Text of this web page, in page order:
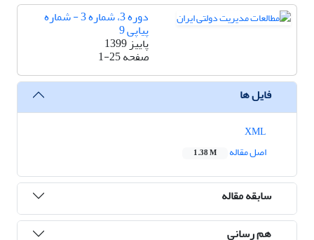
دوره 3، شماره 3 - شماره
پیاپی 9
پاییز 1399
صفحه1-25
فایل ها
اصل مقاله
1.38 M
سابقه مقاله
هم رسانی